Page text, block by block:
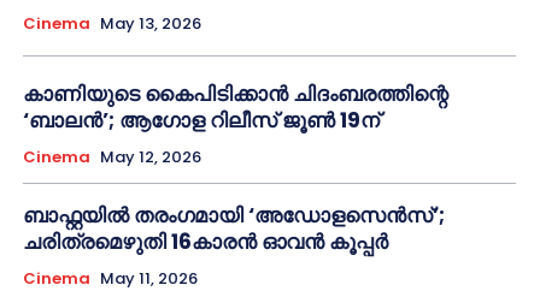
Cinema May 13, 2026
കാണിയുടെ കൈപിടിക്കാൻ ചിദംബരത്തിന്റെ
‘ബാലൻ’; ആഗോള റിലീസ് ജൂൺ 19ന്
Cinema May 12, 2026
ബാഫ്റ്റയിൽ തരംഗമായി ‘അഡോളസെൻസ്’;
ചരിത്രമെഴുതി 16കാരൻ ഓവൻ കൂപ്പർ
Cinema May 11, 2026